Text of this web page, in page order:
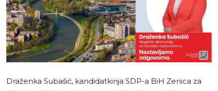
Draženka Subašić, kandidatkinja SDP-a BiH Zenica za